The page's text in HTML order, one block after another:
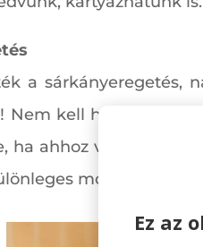
a sárkányeregetés,
Nem kell hozzá más,
ha ahhoz van
móka, amit az
Ez az